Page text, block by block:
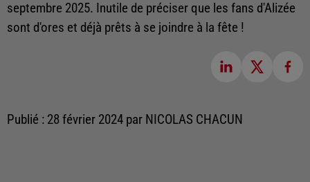
septembre 2025. Inutile de préciser que les fans d'Alizée
sont d'ores et déjà prêts à se joindre à la fête !
Publié : 28 février 2024 par NICOLAS CHACUN